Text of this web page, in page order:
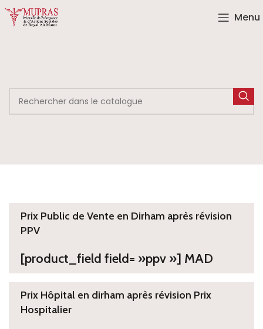
Menu
Prix Public de Vente en Dirham après révision
PPV
[product_field field= »ppv »] MAD
Prix Hôpital en dirham après révision Prix
Hospitalier